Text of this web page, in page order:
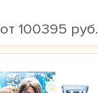
от 100395 руб.